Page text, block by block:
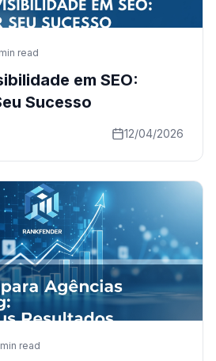
read
em SEO:
Sucesso
12/04/2026
read